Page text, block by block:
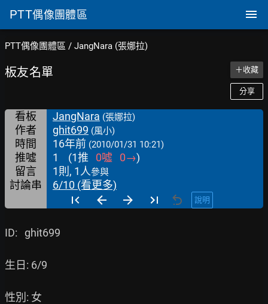
PTT偶像團體區
PTT偶像團體區 / JangNara (張娜拉)
板友名單 ＋收藏
分享
看板 JangNara (張娜拉)
作者 ghit699 (風小)
時間 16年前 (2010/01/31 10:21)
推噓 1 (1推 0噓 0→)
留言
1則, 1人參與
討論串 6/10 (看更多)
說明
ID:   ghit699
生日: 6/9
性別: 女